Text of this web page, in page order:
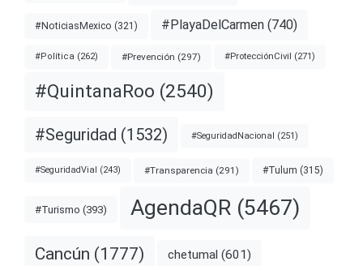
#NoticiasMexico (321) #PlayaDelCarmen (740)
#Política (262) #Prevención (297) #ProtecciónCivil (271)
#QuintanaRoo (2540)
#Seguridad (1532) #SeguridadNacional (251)
#SeguridadVial (243) #Transparencia (291) #Tulum (315)
#Turismo (393) AgendaQR (5467)
Cancún (1777) chetumal (601)